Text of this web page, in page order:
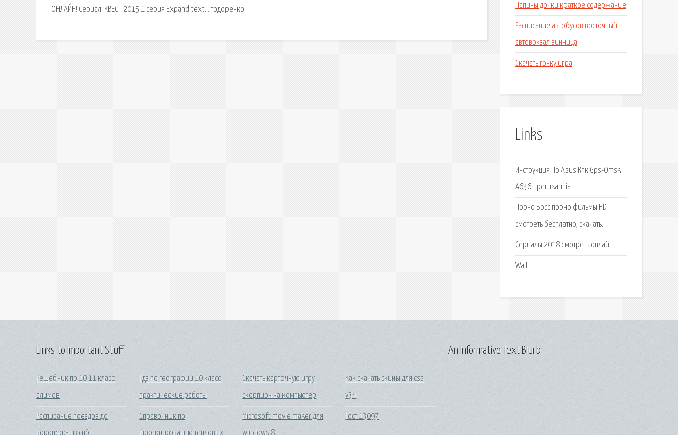
ОНЛАЙН! Сериал: КВЕСТ 2015 1 серия Expand text… тодоренко.
Папины дочки краткое содержание
Расписание автобусов восточный
автовокзал винница
Скачать гонку игра
Links
Инструкция По Asus Кпк Gps-Omsk
A636 - perukarnia.
Порно Босс порно фильмы HD
смотреть бесплатно, скачать.
Сериалы 2018 смотреть онлайн.
Wall.
Links to Important Stuff
Решебник по 10 11 класс
алимов
Расписание поездов до
Гдз по географии 10 класс
практические работы
Справочник по
Скачать карточную игру
скорпион на компьютер
Microsoft movie maker для
Как скачать скины для css
v34
Гост 13097
An Informative Text Blurb